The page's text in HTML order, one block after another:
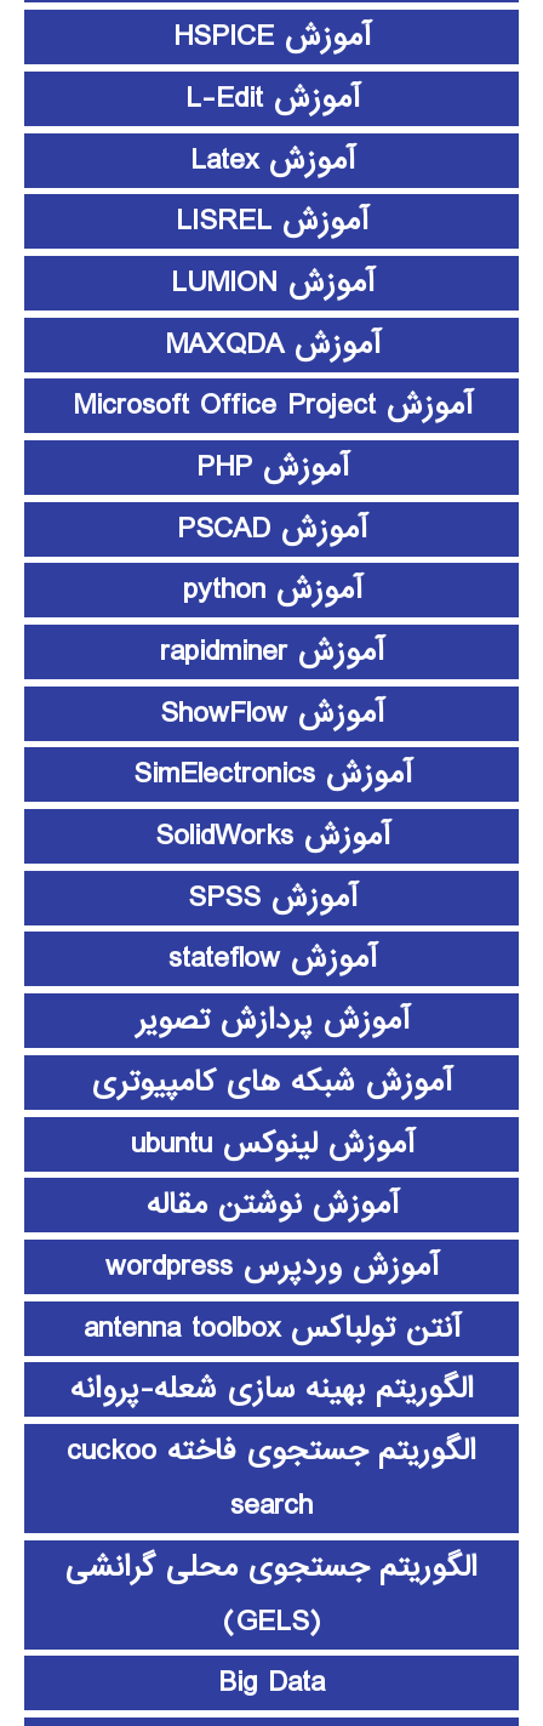
آموزش HSPICE
آموزش L-Edit
آموزش Latex
آموزش LISREL
آموزش LUMION
آموزش MAXQDA
آموزش Microsoft Office Project
آموزش PHP
آموزش PSCAD
آموزش python
آموزش rapidminer
آموزش ShowFlow
آموزش SimElectronics
آموزش SolidWorks
آموزش SPSS
آموزش stateflow
آموزش پردازش تصویر
آموزش شبکه های کامپیوتری
آموزش لینوکس ubuntu
آموزش نوشتن مقاله
آموزش وردپرس wordpress
آنتن تولباکس antenna toolbox
الگوریتم بهینه سازی شعله-پروانه
الگوریتم جستجوی فاخته cuckoo
search
الگوریتم جستجوی محلی گرانشی
(GELS)
Big Data